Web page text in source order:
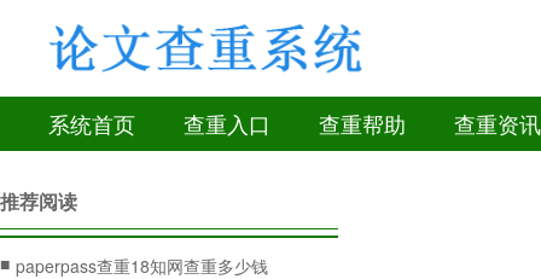
系统首页 查重入口 查重帮助 查重资讯
推荐阅读
■ paperpass查重18知网查重多少钱